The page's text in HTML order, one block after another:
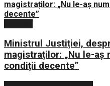
Ministrul Justiției,
magistraților: „Nu le-
condiții decente”